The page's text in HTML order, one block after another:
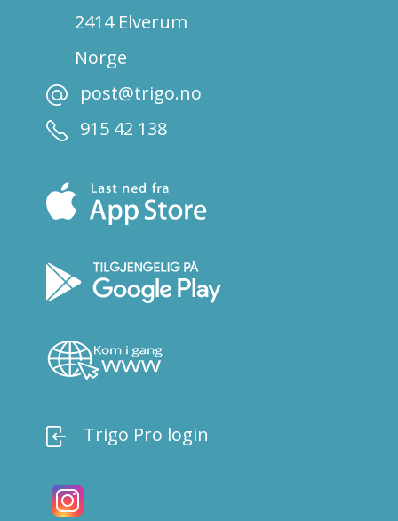
2414 Elverum
Norge
post@trigo.no
915 42 138
Trigo Pro login